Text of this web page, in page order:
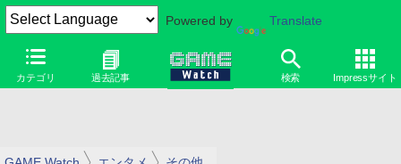
Powered by Translate
カテゴリ 過去記事 検索 Impressサイト